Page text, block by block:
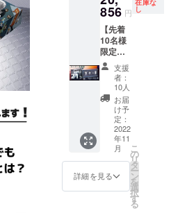
いと思いプ
ロジェクト
を立ち上げ
ました。
商談の前、
デート、友
人との飲み
会など、大
事な時、人
と会う夕方
の時間にヒ
ゲは伸びて
した場
合、一
般販売
価格が
変更に
なる可
能性も
ござい
ます。
※デザイ
ン・仕
様は変
更にな
る可能
性もご
ざいま
16,000
円（税
込） 送
料：0円
※皆
様のご
支援に
より量
産効率
が向上
した場
合、一
般販売
価格が
変更に
なる可
856 円 し
【先着
10名様
限定】
スー
パー先
得割
21％OF
MATEB
OX × 1
【自然
故障に
よる1年
保証】
超小
型、男
支援
者：
10人
お届
け予
定：
2022
年11
月
詳細を見る
こ
の
リ
タ
ー
ン
を
選
択
す
る